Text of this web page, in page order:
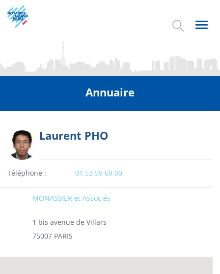
Aller
au
contenu
Annuaire
Photo Laurent PHO
Téléphone 01 53 59 69 00
MONASSIER et Associés
1 bis avenue de Villars
75007 PARIS